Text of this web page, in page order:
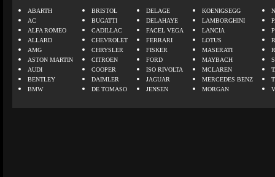
ABARTH
AC
ALFA ROMEO
ALLARD
AMG
ASTON MARTIN
AUDI
BENTLEY
BMW
BRISTOL
BUGATTI
CADILLAC
CHEVROLET
CHRYSLER
CITROEN
COOPER
DAIMLER
DE TOMASO
DELAGE
DELAHAYE
FACEL VEGA
FERRARI
FISKER
FORD
ISO RIVOLTA
JAGUAR
JENSEN
KOENIGSEGG
LAMBORGHINI
LANCIA
LOTUS
MASERATI
MAYBACH
MCLAREN
MERCEDES BENZ
MORGAN